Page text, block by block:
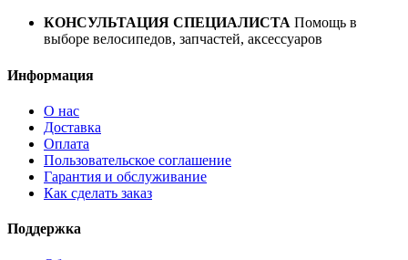
КОНСУЛЬТАЦИЯ СПЕЦИАЛИСТА Помощь в
выборе велосипедов, запчастей, аксессуаров
Информация
О нас
Доставка
Оплата
Пользовательское соглашение
Гарантия и обслуживание
Как сделать заказ
Поддержка